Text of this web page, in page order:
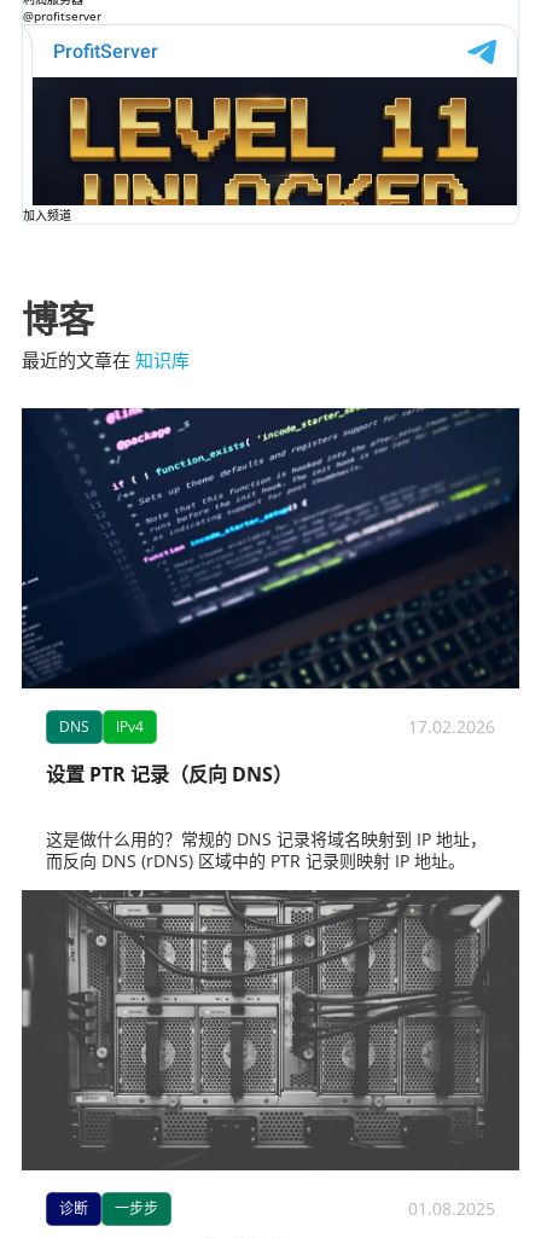
@profitserver
加入频道
博客
最近的文章在 知识库
DNS IPv4 17.02.2026
设置 PTR 记录（反向 DNS）
这是做什么用的？常规的 DNS 记录将域名映射到 IP 地址，
而反向 DNS (rDNS) 区域中的 PTR 记录则映射 IP 地址。
诊断 一步步 01.08.2025